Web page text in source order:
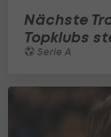
Nächste
Topklubs
Serie A